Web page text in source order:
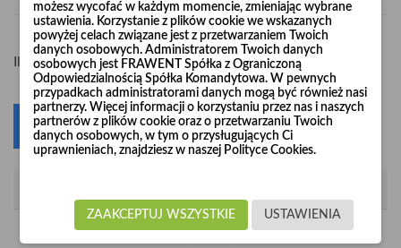
Ilość - +
Dodaj do koszyka 0
możesz wycofać w każdym momencie, zmieniając wybrane
ustawienia. Korzystanie z plików cookie we wskazanych
powyżej celach związane jest z przetwarzaniem Twoich
danych osobowych. Administratorem Twoich danych
osobowych jest FRAWENT Spółka z Ograniczoną
Odpowiedzialnością Spółka Komandytowa. W pewnych
przypadkach administratorami danych mogą być również nasi
partnerzy. Więcej informacji o korzystaniu przez nas i naszych
partnerów z plików cookie oraz o przetwarzaniu Twoich
danych osobowych, w tym o przysługujących Ci
uprawnieniach, znajdziesz w naszej Polityce Cookies.
USTAWIENIA
ZAAKCEPTUJ WSZYSTKIE